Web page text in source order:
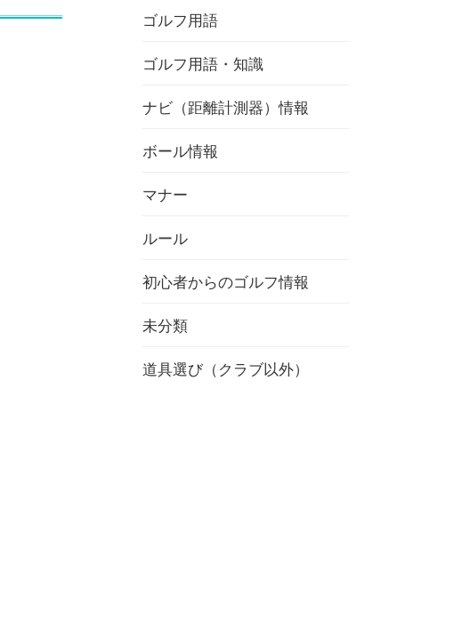
ゴルフ用語
ゴルフ用語・知識
ナビ（距離計測器）情報
ボール情報
マナー
ルール
初心者からのゴルフ情報
未分類
道具選び（クラブ以外）